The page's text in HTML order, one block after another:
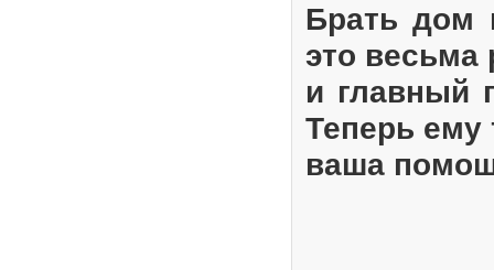
Брать дом
это весьма
и главный
Теперь ему
ваша